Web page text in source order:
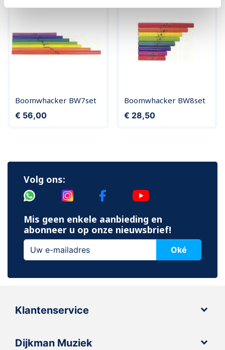
Boomwhacker BW7set
Prijs
€ 56,00
Boomwhacker BW8set
Prijs
€ 28,50
Volg ons:
Mis geen enkele aanbieding en
abonneer u op onze nieuwsbrief!
Oké
Klantenservice
Dijkman Muziek